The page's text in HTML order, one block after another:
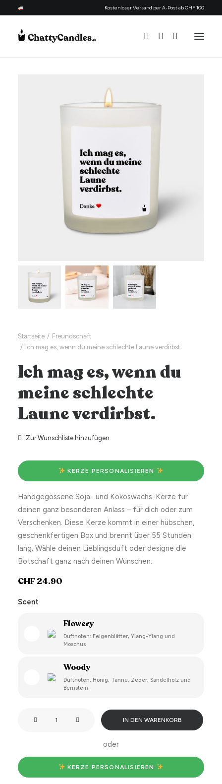
Kostenloser Versand per A-Post ab CHF 100
Startseite
Freundschaft
Ich mag es, wenn du meine schlechte Laune verdirbst.
Ich mag es, wenn du
meine schlechte
Laune verdirbst.
Zur Wunschliste hinzufügen
KERZE PERSONALISIEREN
Handgegossene Soja- und Kokoswachs-Kerze für
deinen ganz besonderen Anlass – für dich oder zum
Verschenken. Diese Kerze kommt in einer hübschen,
geschenkfertigen Box und brennt über 55 Stunden
lang. Wähle deinen Lieblingsduft oder designe die
Botschaft ganz nach deinen Wünschen.
CHF24.90
Scent
Flowery
Duftnoten: Feigenblätter, Ylang-Ylang und
Moschus
Woody
Duftnoten: Honig, Tanne, Zeder, Sandelholz und
Bernstein
du
meine
IN DEN WARENKORB
oder
KERZE PERSONALISIEREN